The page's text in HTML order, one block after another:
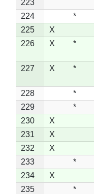
223
224
*
225
X
226
X *
227 X *
228 *
229
*
230
X
231
X
232
X
233
*
234
X
235
*